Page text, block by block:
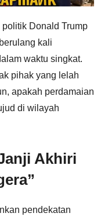
Donald Trump
kali
waktu singkat.
pihak yang lelah
apakah perdamaian
di wilayah
Akhiri
pendekatan